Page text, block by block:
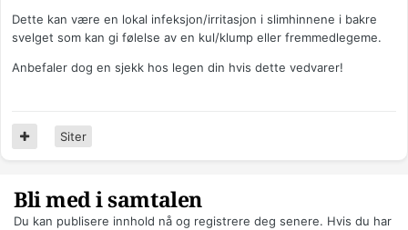
Dette kan være en lokal infeksjon/irritasjon i slimhinnene i bakre
svelget som kan gi følelse av en kul/klump eller fremmedlegeme.
Anbefaler dog en sjekk hos legen din hvis dette vedvarer!
Siter
Bli med i samtalen
Du kan publisere innhold nå og registrere deg senere. Hvis du har